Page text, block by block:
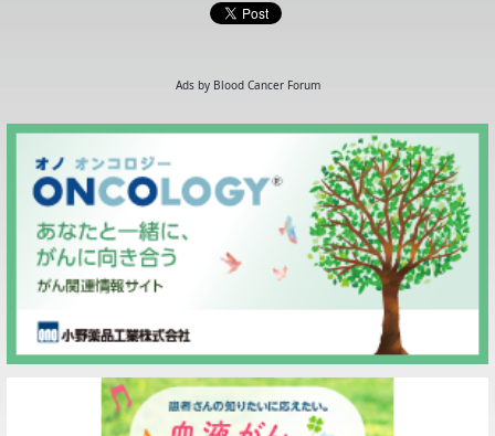
Ads by Blood Cancer Forum